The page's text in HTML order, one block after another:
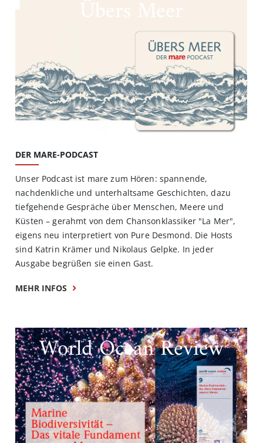
Übers Meer
DER MARE-PODCAST
Unser Podcast ist mare zum Hören: spannende,
nachdenkliche und unterhaltsame Geschichten, dazu
tiefgehende Gespräche über Menschen, Meere und
Küsten – gerahmt von dem Chansonklassiker "La Mer",
eigens neu interpretiert von Pure Desmond. Die Hosts
sind Katrin Krämer und Nikolaus Gelpke. In jeder
Ausgabe begrüßen sie einen Gast.
MEHR INFOS
World Ocean Review